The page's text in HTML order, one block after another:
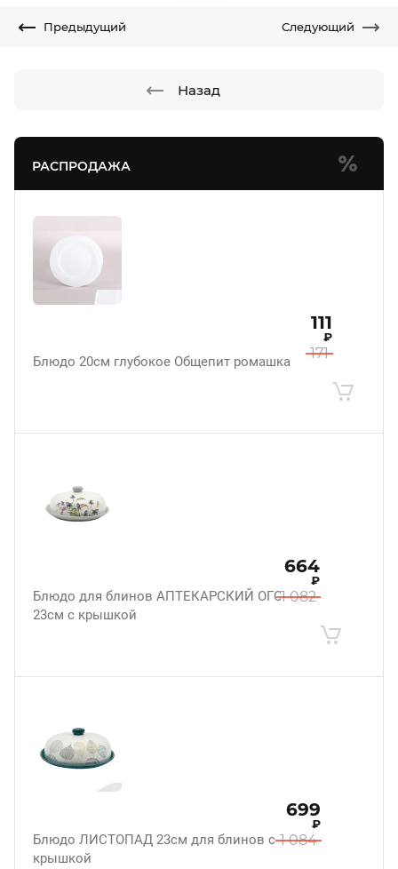
РАСПРОДАЖА
Блюдо 20см глубокое Общепит ромашка 171
111
₽
Блюдо для блинов АПТЕКАРСКИЙ ОГОРОД
23см с крышкой
1 082
664
₽
Блюдо ЛИСТОПАД 23см для блинов с
крышкой
1 084
699
₽
Предыдущий Следующий
Назад